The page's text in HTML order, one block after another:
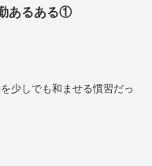
あるある①
少しでも和ませる慣習だっ